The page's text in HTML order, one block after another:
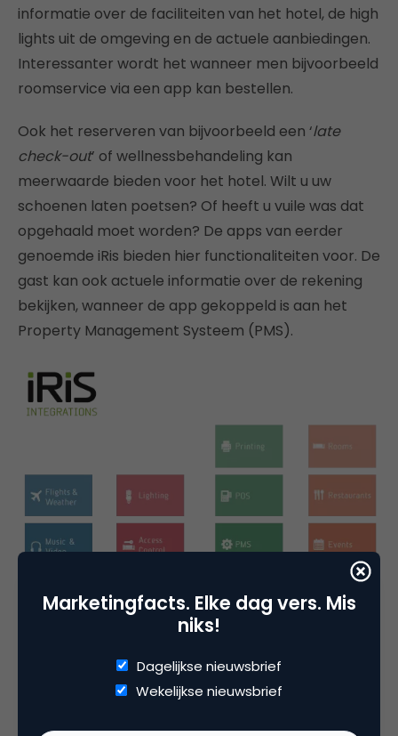
informatie over de faciliteiten van het hotel, de high
lights uit de omgeving en de actuele aanbiedingen.
Interessanter wordt het wanneer men bijvoorbeeld
roomservice via een app kan bestellen.
Ook het reserveren van bijvoorbeeld een ‘late
check-out’ of wellnessbehandeling kan
meerwaarde bieden voor het hotel. Wilt u uw
schoenen laten poetsen? Of heeft u vuile was dat
opgehaald moet worden? De apps van eerder
genoemde iRis bieden hier functionaliteiten voor. De
gast kan ook actuele informatie over de rekening
bekijken, wanneer de app gekoppeld is aan het
Property Management Systeem (PMS).
Marketingfacts. Elke dag vers. Mis
niks!
Dagelijkse nieuwsbrief
Wekelijkse nieuwsbrief